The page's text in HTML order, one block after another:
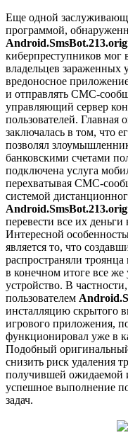
Еще одной
программой,
киберпреступников мог
владельцев зараженных
вредоносное
и отправлять СМС-
управляющий сервер
пользователей. Главная
заключалась в том, что
позволял
банковскими счетами
подключена услуга
перехватывая СМС-
системой
перевести все их
Интересной
является то, что
распространяли
в конечном итоге все же
устройство. В
пользователем
инсталляцию скрытого
игрового приложения,
функционировал уже в
Подобный
снизить риск удаления
получившей ожидаемой
успешное выполнение
задач.